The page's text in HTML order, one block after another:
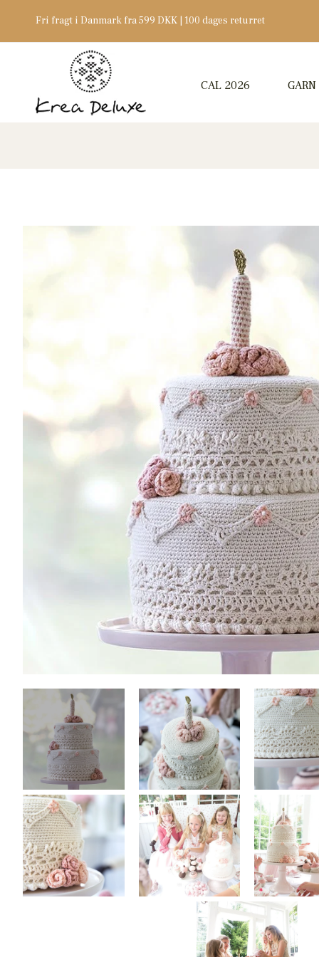
Fri fragt i Danmark fra 599 DKK | 100 dages returret
CAL 2026 GARN